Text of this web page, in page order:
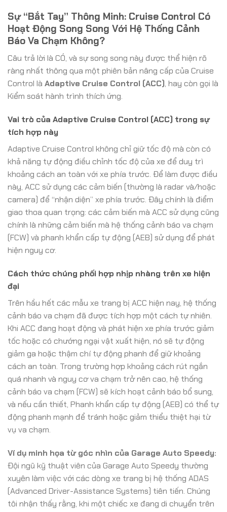
Sự “Bắt Tay” Thông Minh: Cruise Control Có
Hoạt Động Song Song Với Hệ Thống Cảnh
Báo Va Chạm Không?
Câu trả lời là CÓ, và sự song song này được thể hiện rõ
ràng nhất thông qua một phiên bản nâng cấp của Cruise
Control là Adaptive Cruise Control (ACC), hay còn gọi là
Kiểm soát hành trình thích ứng.
Vai trò của Adaptive Cruise Control (ACC) trong sự
tích hợp này
Adaptive Cruise Control không chỉ giữ tốc độ mà còn có
khả năng tự động điều chỉnh tốc độ của xe để duy trì
khoảng cách an toàn với xe phía trước. Để làm được điều
này, ACC sử dụng các cảm biến (thường là radar và/hoặc
camera) để “nhận diện” xe phía trước. Đây chính là điểm
giao thoa quan trọng: các cảm biến mà ACC sử dụng cũng
chính là những cảm biến mà hệ thống cảnh báo va chạm
(FCW) và phanh khẩn cấp tự động (AEB) sử dụng để phát
hiện nguy cơ.
Cách thức chúng phối hợp nhịp nhàng trên xe hiện
đại
Trên hầu hết các mẫu xe trang bị ACC hiện nay, hệ thống
cảnh báo va chạm đã được tích hợp một cách tự nhiên.
Khi ACC đang hoạt động và phát hiện xe phía trước giảm
tốc hoặc có chướng ngại vật xuất hiện, nó sẽ tự động
giảm ga hoặc thậm chí tự động phanh để giữ khoảng
cách an toàn. Trong trường hợp khoảng cách rút ngắn
quá nhanh và nguy cơ va chạm trở nên cao, hệ thống
cảnh báo va chạm (FCW) sẽ kích hoạt cảnh báo bổ sung,
và nếu cần thiết, Phanh khẩn cấp tự động (AEB) có thể tự
động phanh mạnh để tránh hoặc giảm thiểu thiệt hại từ
vụ va chạm.
Ví dụ minh họa từ góc nhìn của Garage Auto Speedy:
Đội ngũ kỹ thuật viên của Garage Auto Speedy thường
xuyên làm việc với các dòng xe trang bị hệ thống ADAS
(Advanced Driver-Assistance Systems) tiên tiến. Chúng
tôi nhận thấy rằng, khi một chiếc xe đang di chuyển trên